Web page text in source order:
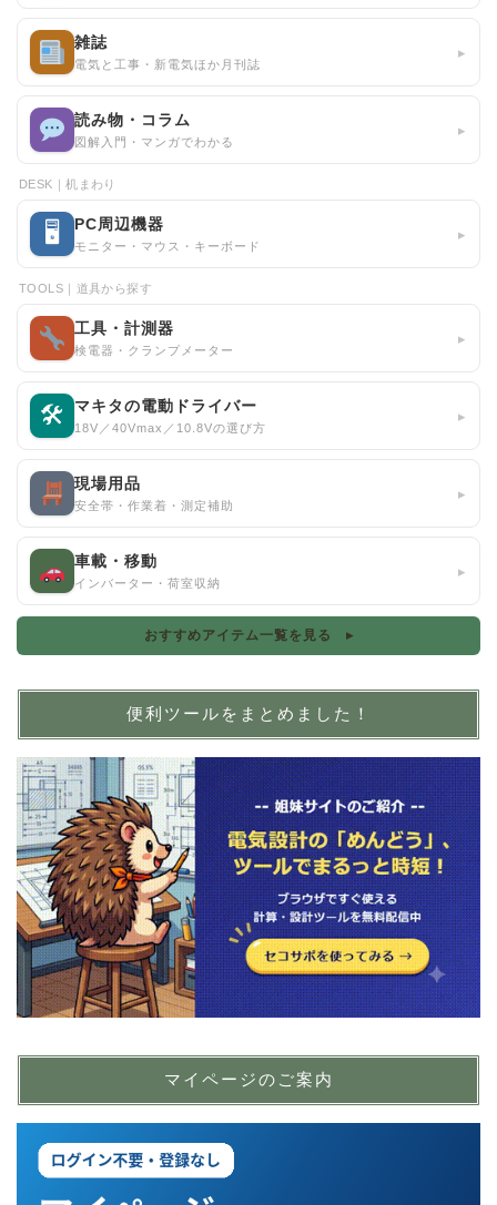
雑誌
電気と工事・新電気ほか月刊誌
▸
読み物・コラム
図解入門・マンガでわかる
▸
DESK｜机まわり
🖥 PC周辺機器
モニター・マウス・キーボード
▸
TOOLS｜道具から探す
工具・計測器
検電器・クランプメーター
▸
🛠 マキタの電動ドライバー
18V／40Vmax／10.8Vの選び方
▸
現場用品
安全帯・作業着・測定補助
▸
車載・移動
インバーター・荷室収納
▸
おすすめアイテム一覧を見る ▸
便利ツールをまとめました！
マイページのご案内